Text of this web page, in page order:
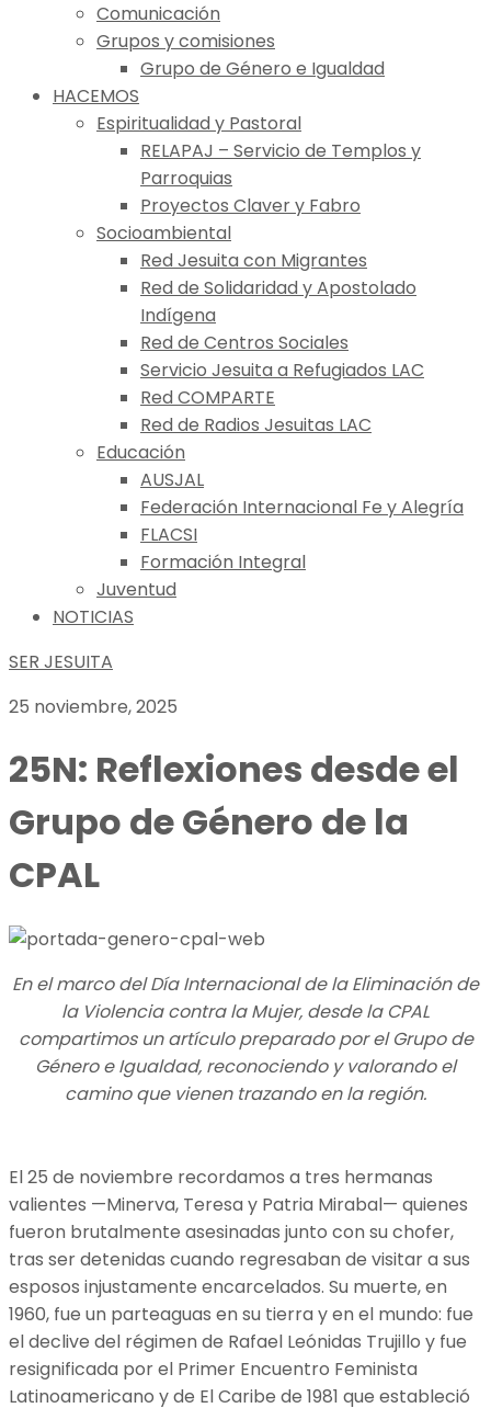
Comunicación
Grupos y comisiones
Grupo de Género e Igualdad
HACEMOS
Espiritualidad y Pastoral
RELAPAJ – Servicio de Templos y
Parroquias
Proyectos Claver y Fabro
Socioambiental
Red Jesuita con Migrantes
Red de Solidaridad y Apostolado
Indígena
Red de Centros Sociales
Servicio Jesuita a Refugiados LAC
Red COMPARTE
Red de Radios Jesuitas LAC
Educación
AUSJAL
Federación Internacional Fe y Alegría
FLACSI
Formación Integral
Juventud
NOTICIAS
SER JESUITA
25 noviembre, 2025
25N: Reflexiones desde el
Grupo de Género de la
CPAL
En el marco del Día Internacional de la Eliminación de
la Violencia contra la Mujer, desde la CPAL
compartimos un artículo preparado por el Grupo de
Género e Igualdad, reconociendo y valorando el
camino que vienen trazando en la región.
El 25 de noviembre recordamos a tres hermanas
valientes —Minerva, Teresa y Patria Mirabal— quienes
fueron brutalmente asesinadas junto con su chofer,
tras ser detenidas cuando regresaban de visitar a sus
esposos injustamente encarcelados. Su muerte, en
1960, fue un parteaguas en su tierra y en el mundo: fue
el declive del régimen de Rafael Leónidas Trujillo y fue
resignificada por el Primer Encuentro Feminista
Latinoamericano y de El Caribe de 1981 que estableció